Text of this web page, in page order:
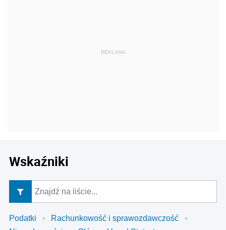
Wskaźniki
Podatki
Rachunkowość i sprawozdawczość